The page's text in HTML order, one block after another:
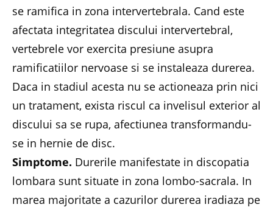
se ramifica in zona intervertebrala. Cand este
afectata integritatea discului intervertebral,
vertebrele vor exercita presiune asupra
ramificatiilor nervoase si se instaleaza durerea.
Daca in stadiul acesta nu se actioneaza prin nici
un tratament, exista riscul ca invelisul exterior al
discului sa se rupa, afectiunea transformandu-
se in hernie de disc.
Simptome. Durerile manifestate in discopatia
lombara sunt situate in zona lombo-sacrala. In
marea majoritate a cazurilor durerea iradiaza pe